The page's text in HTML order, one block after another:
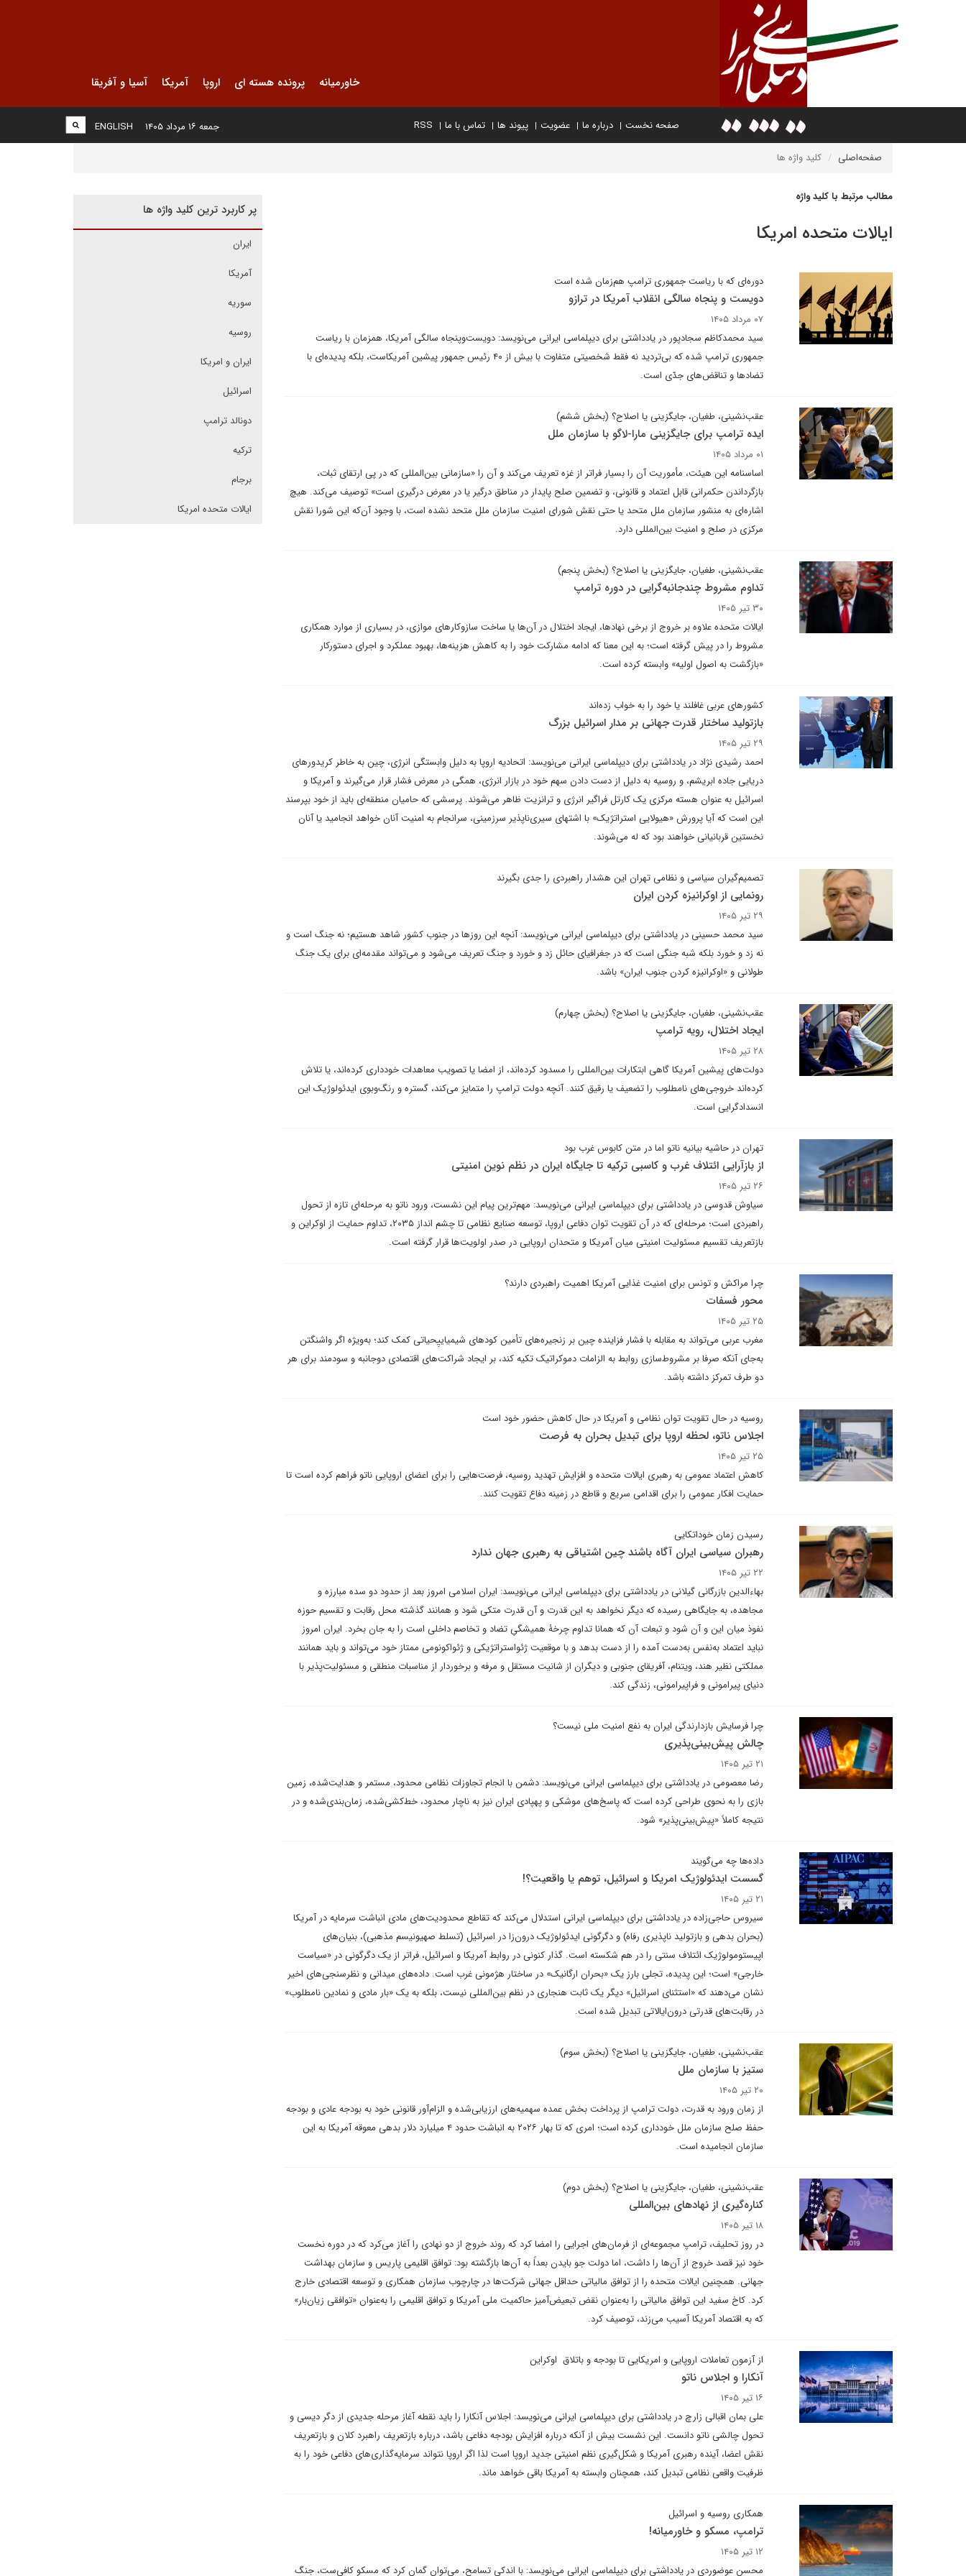
خاورمیانه پرونده هسته ای اروپا آمریکا آسیا و آفریقا
صفحه نخست درباره ما عضویت پیوند ها تماس با ما RSS
ENGLISH جمعه ۱۶ مرداد ۱۴۰۵
صفحه‌اصلی کلید واژه ها
مطالب مرتبط با کلید واژه
ایالات متحده امریکا
دوره‌ای که با ریاست جمهوری ترامپ هم‌زمان شده است
دویست و پنجاه سالگی انقلاب آمریکا در ترازو
۰۷ مرداد ۱۴۰۵
سید محمدکاظم سجادپور در یادداشتی برای دیپلماسی ایرانی می‌نویسد: دویست‌وپنجاه سالگی آمریکا، همزمان با ریاست
جمهوری ترامپ شده که بی‌تردید نه فقط شخصیتی متفاوت با بیش از ۴۰ رئیس جمهور پیشین آمریکاست، بلکه پدیده‌ای با
تضادها و تناقض‌های جدّی است.
عقب‌نشینی، طغیان، جایگزینی یا اصلاح؟ (بخش ششم)
ایده ترامپ برای جایگزینی مارا-لاگو با سازمان ملل
۰۱ مرداد ۱۴۰۵
اساسنامه این هیئت، مأموریت آن را بسیار فراتر از غزه تعریف می‌کند و آن را «سازمانی بین‌المللی که در پی ارتقای ثبات،
بازگرداندن حکمرانی قابل اعتماد و قانونی، و تضمین صلح پایدار در مناطق درگیر یا در معرض درگیری است» توصیف می‌کند. هیچ
اشاره‌ای به منشور سازمان ملل متحد یا حتی نقش شورای امنیت سازمان ملل متحد نشده است، با وجود آن‌که این شورا نقش
مرکزی در صلح و امنیت بین‌المللی دارد.
عقب‌نشینی، طغیان، جایگزینی یا اصلاح؟ (بخش پنجم)
تداوم مشروط چندجانبه‌گرایی در دوره ترامپ
۳۰ تیر ۱۴۰۵
ایالات متحده علاوه بر خروج از برخی نهادها، ایجاد اختلال در آن‌ها یا ساخت سازوکارهای موازی، در بسیاری از موارد همکاری
مشروط را در پیش گرفته است؛ به این معنا که ادامه مشارکت خود را به کاهش هزینه‌ها، بهبود عملکرد و اجرای دستورکار
«بازگشت به اصول اولیه» وابسته کرده است.
کشورهای عربی غافلند یا خود را به خواب زده‌اند
بازتولید ساختار قدرت جهانی بر مدار اسرائیل بزرگ
۲۹ تیر ۱۴۰۵
احمد رشیدی نژاد در یادداشتی برای دیپلماسی ایرانی می‌نویسد: اتحادیه اروپا به دلیل وابستگی انرژی، چین به خاطر کریدورهای
دریایی جاده ابریشم، و روسیه به دلیل از دست دادن سهم خود در بازار انرژی، همگی در معرض فشار قرار می‌گیرند و آمریکا و
اسرائیل به عنوان هسته مرکزی یک کارتل فراگیر انرژی و ترانزیت ظاهر می‌شوند. پرسشی که حامیان منطقه‌ای باید از خود بپرسند
این است که آیا پرورش «هیولایی استراتژیک» با اشتهای سیری‌ناپذیر سرزمینی، سرانجام به امنیت آنان خواهد انجامید یا آنان
نخستین قربانیانی خواهند بود که له می‌شوند.
تصمیم‌گیران سیاسی و نظامی تهران این هشدار راهبردی را جدی بگیرند
رونمایی از اوکرانیزه کردن ایران
۲۹ تیر ۱۴۰۵
سید محمد حسینی در یادداشتی برای دیپلماسی ایرانی می‌نویسد: آنچه این روزها در جنوب کشور شاهد هستیم؛ نه جنگ است و
نه زد و خورد بلکه شبه جنگی است که در جغرافیای حائل زد و خورد و جنگ تعریف می‌شود و می‌تواند مقدمه‌ای برای یک جنگ
طولانی و «اوکرانیزه کردن جنوب ایران» باشد.
عقب‌نشینی، طغیان، جایگزینی یا اصلاح؟ (بخش چهارم)
ایجاد اختلال، رویه‌ ترامپ
۲۸ تیر ۱۴۰۵
دولت‌های پیشین آمریکا گاهی ابتکارات بین‌المللی را مسدود کرده‌اند، از امضا یا تصویب معاهدات خودداری کرده‌اند، یا تلاش
کرده‌اند خروجی‌های نامطلوب را تضعیف یا رقیق کنند. آنچه دولت ترامپ را متمایز می‌کند، گستره و رنگ‌وبوی ایدئولوژیک این
انسدادگرایی است.
تهران در حاشیه بیانیه ناتو اما در متن کابوس غرب بود
از بازآرایی ائتلاف غرب و کاسبی ترکیه تا جایگاه ایران در نظم نوین امنیتی
۲۶ تیر ۱۴۰۵
سیاوش قدوسی در یادداشتی برای دیپلماسی ایرانی می‌نویسد: مهم‌ترین پیام این نشست، ورود ناتو به مرحله‌ای تازه از تحول
راهبردی است؛ مرحله‌ای که در آن تقویت توان دفاعی اروپا، توسعه صنایع نظامی تا چشم انداز ۲۰۳۵، تداوم حمایت از اوکراین و
بازتعریف تقسیم مسئولیت امنیتی میان آمریکا و متحدان اروپایی در صدر اولویت‌ها قرار گرفته است.
چرا مراکش و تونس برای امنیت غذایی آمریکا اهمیت راهبردی دارند؟
محور فسفات
۲۵ تیر ۱۴۰۵
مغرب عربی می‌تواند به مقابله با فشار فزاینده چین بر زنجیره‌های تأمین کودهای شیمیاییِحیاتی کمک کند؛ به‌ویژه اگر واشنگتن
به‌جای آنکه صرفا بر مشروط‌سازی روابط به الزامات دموکراتیک تکیه کند، بر ایجاد شراکت‌های اقتصادی دوجانبه و سودمند برای هر
دو طرف تمرکز داشته باشد.
روسیه در حال تقویت توان نظامی و آمریکا در حال کاهش حضور خود است
اجلاس ناتو، لحظه اروپا برای تبدیل بحران به فرصت
۲۵ تیر ۱۴۰۵
کاهش اعتماد عمومی به رهبری ایالات متحده و افزایش تهدید روسیه، فرصت‌هایی را برای اعضای اروپایی ناتو فراهم کرده است تا
حمایت افکار عمومی را برای اقدامی سریع و قاطع در زمینه دفاع تقویت کنند.
رسیدن زمان خوداتکایی
رهبران سیاسی ایران آگاه باشند چین اشتیاقی به رهبری جهان ندارد
۲۲ تیر ۱۴۰۵
بهاءالدین بازرگانی گیلانی در یادداشتی برای دیپلماسی ایرانی می‌نویسد: ایران اسلامی امروز بعد از حدود دو سده مبارزه و
مجاهده، به جایگاهی رسیده که دیگر نخواهد به این قدرت و آن قدرت متکی شود و همانند گذشته محل رقابت و تقسیم حوزه
نفوذ میان این و آن شود و تبعات آن که همانا تداوم چرخۀ همیشگیِ تضاد و تخاصم داخلی است را به جان بخرد. ایران امروز
نباید اعتماد به‌نفس به‌دست آمده را از دست بدهد و با موقعیت ژئواستراتژیکی و ژئواکونومی ممتاز خود می‌تواند و باید همانند
مملکتی نظیر هند، ویتنام، آفریقای جنوبی و دیگران از شانیت مستقل و مرفه و برخوردار از مناسبات منطقی و مسئولیت‌پذیر با
دنیای پیرامونی و فراپیرامونی، زندگی کند.
چرا فرسایش بازدارندگی ایران به نفع امنیت ملی نیست؟
چالش پیش‌بینی‌پذیری
۲۱ تیر ۱۴۰۵
رضا معصومی در یادداشتی برای دیپلماسی ایرانی می‌نویسد: دشمن با انجام تجاوزات نظامی محدود، مستمر و هدایت‌شده، زمین
بازی را به نحوی طراحی کرده است که پاسخ‌های موشکی و پهپادی ایران نیز به ناچار محدود، خط‌کشی‌شده، زمان‌بندی‌شده و در
نتیجه کاملاً «پیش‌بینی‌پذیر» شود.
داده‌ها چه می‌گویند
گسست ایدئولوژیک امریکا و اسرائیل، توهم یا واقعیت؟!
۲۱ تیر ۱۴۰۵
سیروس حاجی‌زاده در یادداشتی برای دیپلماسی ایرانی استدلال می‌کند که تقاطع محدودیت‌های مادی انباشت سرمایه در آمریکا
(بحران بدهی و بازتولید ناپذیری رفاه) و دگرگونی ایدئولوژیک درون‌زا در اسرائیل (تسلط صهیونیسم مذهبی)، بنیان‌های
اپیستومولوژیک ائتلاف سنتی را در هم شکسته است. گذار کنونی در روابط آمریکا و اسرائیل، فراتر از یک دگرگونی در «سیاست
خارجی» است؛ این پدیده، تجلی بارز یک «بحران ارگانیک» در ساختار هژمونی غرب است. داده‌های میدانی و نظرسنجی‌های اخیر
نشان می‌دهند که «استثنای اسرائیل» دیگر یک ثابت هنجاری در نظم بین‌المللی نیست، بلکه به یک «بار مادی و نمادین نامطلوب»
در رقابت‌های قدرتی درون‌ایالاتی تبدیل شده است.
عقب‌نشینی، طغیان، جایگزینی یا اصلاح؟ (بخش سوم)
ستیز با سازمان ملل
۲۰ تیر ۱۴۰۵
از زمان ورود به قدرت، دولت ترامپ از پرداخت بخش عمده سهمیه‌های ارزیابی‌شده و الزام‌آور قانونی خود به بودجه عادی و بودجه
حفظ صلح سازمان ملل خودداری کرده است؛ امری که تا بهار ۲۰۲۶ به انباشت حدود ۴ میلیارد دلار بدهی معوقه آمریکا به این
سازمان انجامیده است.
عقب‌نشینی، طغیان، جایگزینی یا اصلاح؟ (بخش دوم)
کناره‌گیری از نهادهای بین‌المللی
۱۸ تیر ۱۴۰۵
در روز تحلیف، ترامپ مجموعه‌ای از فرمان‌های اجرایی را امضا کرد که روند خروج از دو نهادی را آغاز می‌کرد که در دوره نخست
خود نیز قصد خروج از آن‌ها را داشت، اما دولت جو بایدن بعداً به آن‌ها بازگشته بود: توافق اقلیمی پاریس و سازمان بهداشت
جهانی. همچنین ایالات متحده را از توافق مالیاتی حداقل جهانی شرکت‌ها در چارچوب سازمان همکاری و توسعه اقتصادی خارج
کرد. کاخ سفید این توافق مالیاتی را به‌عنوان نقض تبعیض‌آمیز حاکمیت ملی آمریکا و توافق اقلیمی را به‌عنوان «توافقی زیان‌بار»
که به اقتصاد آمریکا آسیب می‌زند، توصیف کرد.
از آزمون تعاملات اروپایی و امریکایی تا بودجه و باتلاق اوکراین
آنکارا و اجلاس ناتو
۱۶ تیر ۱۴۰۵
علی بمان اقبالی زارچ در یادداشتی برای دیپلماسی ایرانی می‌نویسد: اجلاس آنکارا را باید نقطه آغاز مرحله جدیدی از دگر دیسی و
تحول چالشی ناتو دانست. این نشست بیش از آنکه درباره افزایش بودجه دفاعی باشد، درباره بازتعریف راهبرد کلان و بازتعریف
نقش اعضا، آینده رهبری آمریکا و شکل‌گیری نظم امنیتی جدید اروپا است لذا اگر اروپا نتواند سرمایه‌گذاری‌های دفاعی خود را به
ظرفیت واقعی نظامی تبدیل کند، همچنان وابسته به آمریکا باقی خواهد ماند.
همکاری روسیه و اسرائیل
ترامپ، مسکو و خاورمیانه!
۱۲ تیر ۱۴۰۵
محسن عوضوردی در یادداشتی برای دیپلماسی ایرانی می‌نویسد: با اندکی تسامح، می‌توان گمان کرد که مسکو کافی‌ست، جنگ
پر کاربرد ترین کلید واژه ها
ایران
آمریکا
سوریه
روسیه
ایران و امریکا
اسرائیل
دونالد ترامپ
ترکیه
برجام
ایالات متحده امریکا